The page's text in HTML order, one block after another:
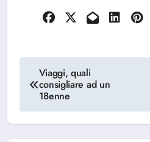
Navigazione
articoli
Viaggi, quali
consigliare ad un
18enne